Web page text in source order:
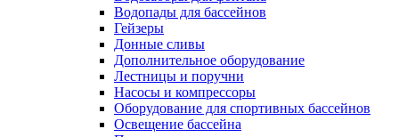
Водопады для бассейнов
Гейзеры
Донные сливы
Дополнительное оборудование
Лестницы и поручни
Насосы и компрессоры
Оборудование для спортивных бассейнов
Освещение бассейна